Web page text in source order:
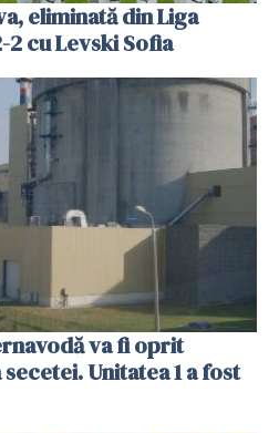
eliminată din Liga
cu Levski Sofia
va fi oprit
Unitatea 1 a fost